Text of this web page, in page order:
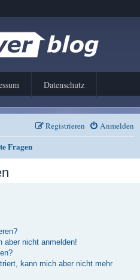
Datenschutz
Anmelden
Registrieren
Fragen
aber nicht anmelden!
kann mich aber nicht mehr